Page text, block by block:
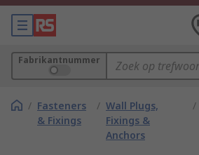
Fabrikantnummer
/ Fasteners
& Fixings
/ Wall Plugs,
Fixings &
Anchors
/